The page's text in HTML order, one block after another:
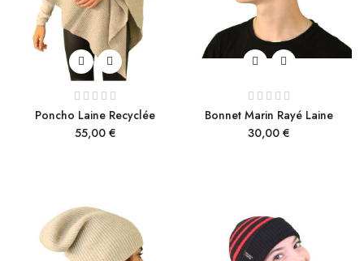
Poncho Laine Recyclée
Prix
55,00 €
Bonnet Marin Rayé Laine
Prix
30,00 €